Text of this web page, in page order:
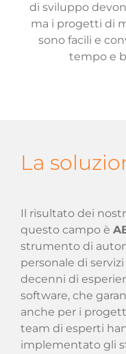
di sviluppo
ma i progetti di
sono facili e
tempo e
La
Il risultato dei
questo campo è
strumento di
personale di
decenni di
software, che
anche per i
team di esperti
implementato gli